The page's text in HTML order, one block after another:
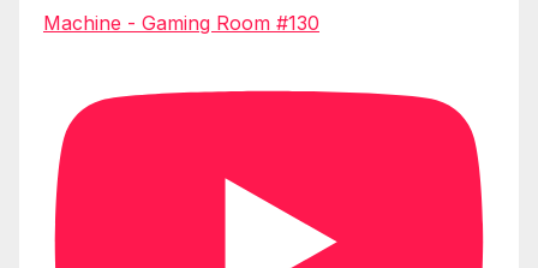
Machine - Gaming Room #130